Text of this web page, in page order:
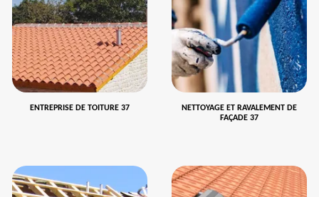
ENTREPRISE DE TOITURE 37
NETTOYAGE ET RAVALEMENT DE
FAÇADE 37